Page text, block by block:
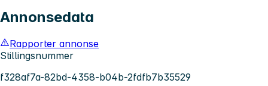
Annonsedata
Rapporter annonse
Stillingsnummer
f328af7a-82bd-4358-b04b-2fdfb7b35529